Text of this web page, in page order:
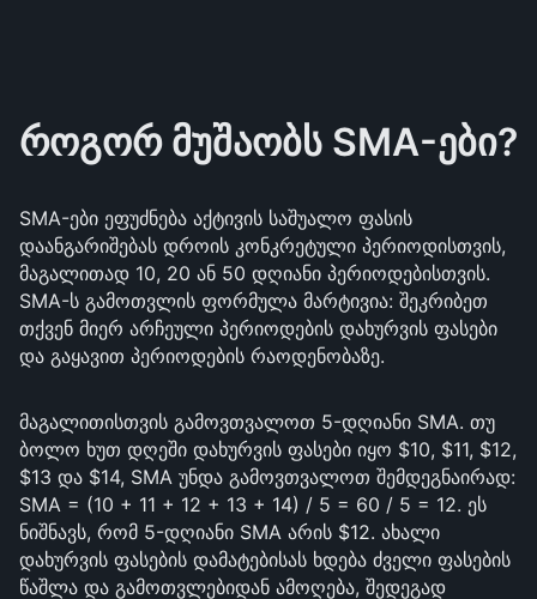
როგორ მუშაობს SMA-ები?
SMA-ები ეფუძნება აქტივის საშუალო ფასის
დაანგარიშებას დროის კონკრეტული პერიოდისთვის,
მაგალითად 10, 20 ან 50 დღიანი პერიოდებისთვის.
SMA-ს გამოთვლის ფორმულა მარტივია: შეკრიბეთ
თქვენ მიერ არჩეული პერიოდების დახურვის ფასები
და გაყავით პერიოდების რაოდენობაზე.
მაგალითისთვის გამოვთვალოთ 5-დღიანი SMA. თუ
ბოლო ხუთ დღეში დახურვის ფასები იყო $10, $11, $12,
$13 და $14, SMA უნდა გამოვთვალოთ შემდეგნაირად:
SMA = (10 + 11 + 12 + 13 + 14) / 5 = 60 / 5 = 12. ეს
ნიშნავს, რომ 5-დღიანი SMA არის $12. ახალი
დახურვის ფასების დამატებისას ხდება ძველი ფასების
წაშლა და გამოთვლებიდან ამოღება, შედეგად